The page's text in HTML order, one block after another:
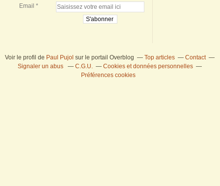
Email
Voir le profil de Paul Pujol sur le portail Overblog Top articles
Contact
Signaler un abus
C.G.U.
Cookies et données personnelles
Préférences cookies